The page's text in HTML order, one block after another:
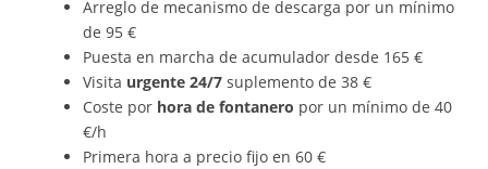
Arreglo de mecanismo de descarga por un mínimo
de 95 €
Puesta en marcha de acumulador desde 165 €
Visita urgente 24/7suplemento de 38 €
Coste por hora de fontanero por un mínimo de 40
€/h
Primera hora a precio fijo en 60 €